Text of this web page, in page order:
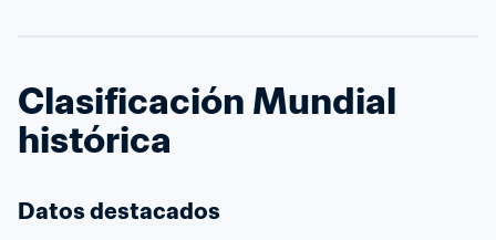
Clasificación Mundial
histórica
Datos destacados